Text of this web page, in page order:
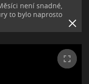
není snadné,
to bylo naprosto